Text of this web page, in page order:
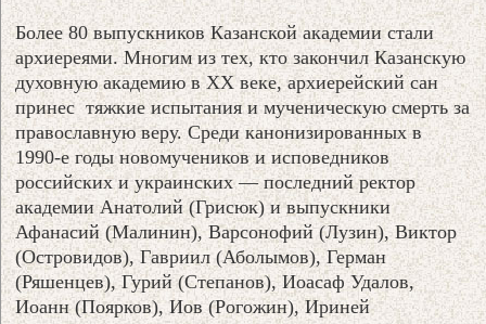
Более 80 выпускников Казанской академии стали
архиереями. Многим из тех, кто закончил Казанскую
духовную академию в XX веке, архиерейский сан
принес тяжкие испытания и мученическую смерть за
православную веру. Среди канонизированных в
1990-е годы новомучеников и исповедников
российских и украинских — последний ректор
академии Анатолий (Грисюк) и выпускники
Афанасий (Малинин), Варсонофий (Лузин), Виктор
(Островидов), Гавриил (Аболымов), Герман
(Ряшенцев), Гурий (Степанов), Иоасаф Удалов,
Иоанн (Поярков), Иов (Рогожин), Ириней